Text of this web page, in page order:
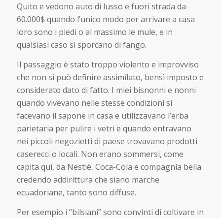
Quito e vedono auto di lusso e fuori strada da
60.000$ quando l’unico modo per arrivare a casa
loro sono i piedi o al massimo le mule, e in
qualsiasi caso si sporcano di fango.
Il passaggio è stato troppo violento e improvviso
che non si può definire assimilato, bensì imposto e
considerato dato di fatto. I miei bisnonni e nonni
quando vivevano nelle stesse condizioni si
facevano il sapone in casa e utilizzavano l’erba
parietaria per pulire i vetri e quando entravano
nei piccoli negozietti di paese trovavano prodotti
caserecci o locali. Non erano sommersi, come
capita qui, da Nestlè, Coca-Cola e compagnia bella
credendo addirittura che siano marche
ecuadoriane, tanto sono diffuse.
Per esempio i “bilsiani” sono convinti di coltivare in